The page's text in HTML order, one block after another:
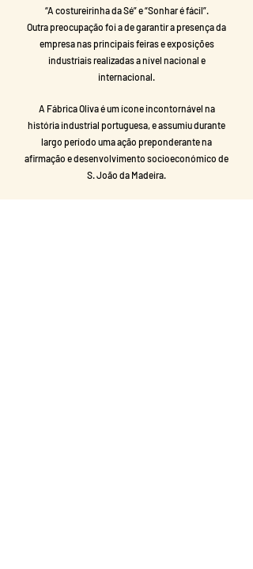
“A costureirinha da Sé” e “Sonhar é fácil”.
Outra preocupação foi a de garantir a presença da
empresa nas principais feiras e exposições
industriais realizadas a nível nacional e
internacional.
A Fábrica Oliva é um ícone incontornável na
história industrial portuguesa, e assumiu durante
largo período uma ação preponderante na
afirmação e desenvolvimento socioeconómico de
S. João da Madeira.